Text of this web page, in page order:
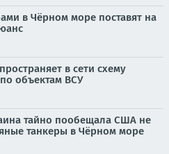
в Чёрном море поставят на
в сети схему
объектам ВСУ
тайно пообещала США не
танкеры в Чёрном море